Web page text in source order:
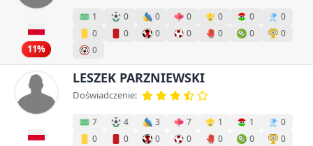
11%
1 0 0 0 0 0
0
0
0 0 0 0 0
0
0
LESZEK PARZNIEWSKI
Doświadczenie:
7 4 3 7 1 1
0
0
0 0 0 0 0
0